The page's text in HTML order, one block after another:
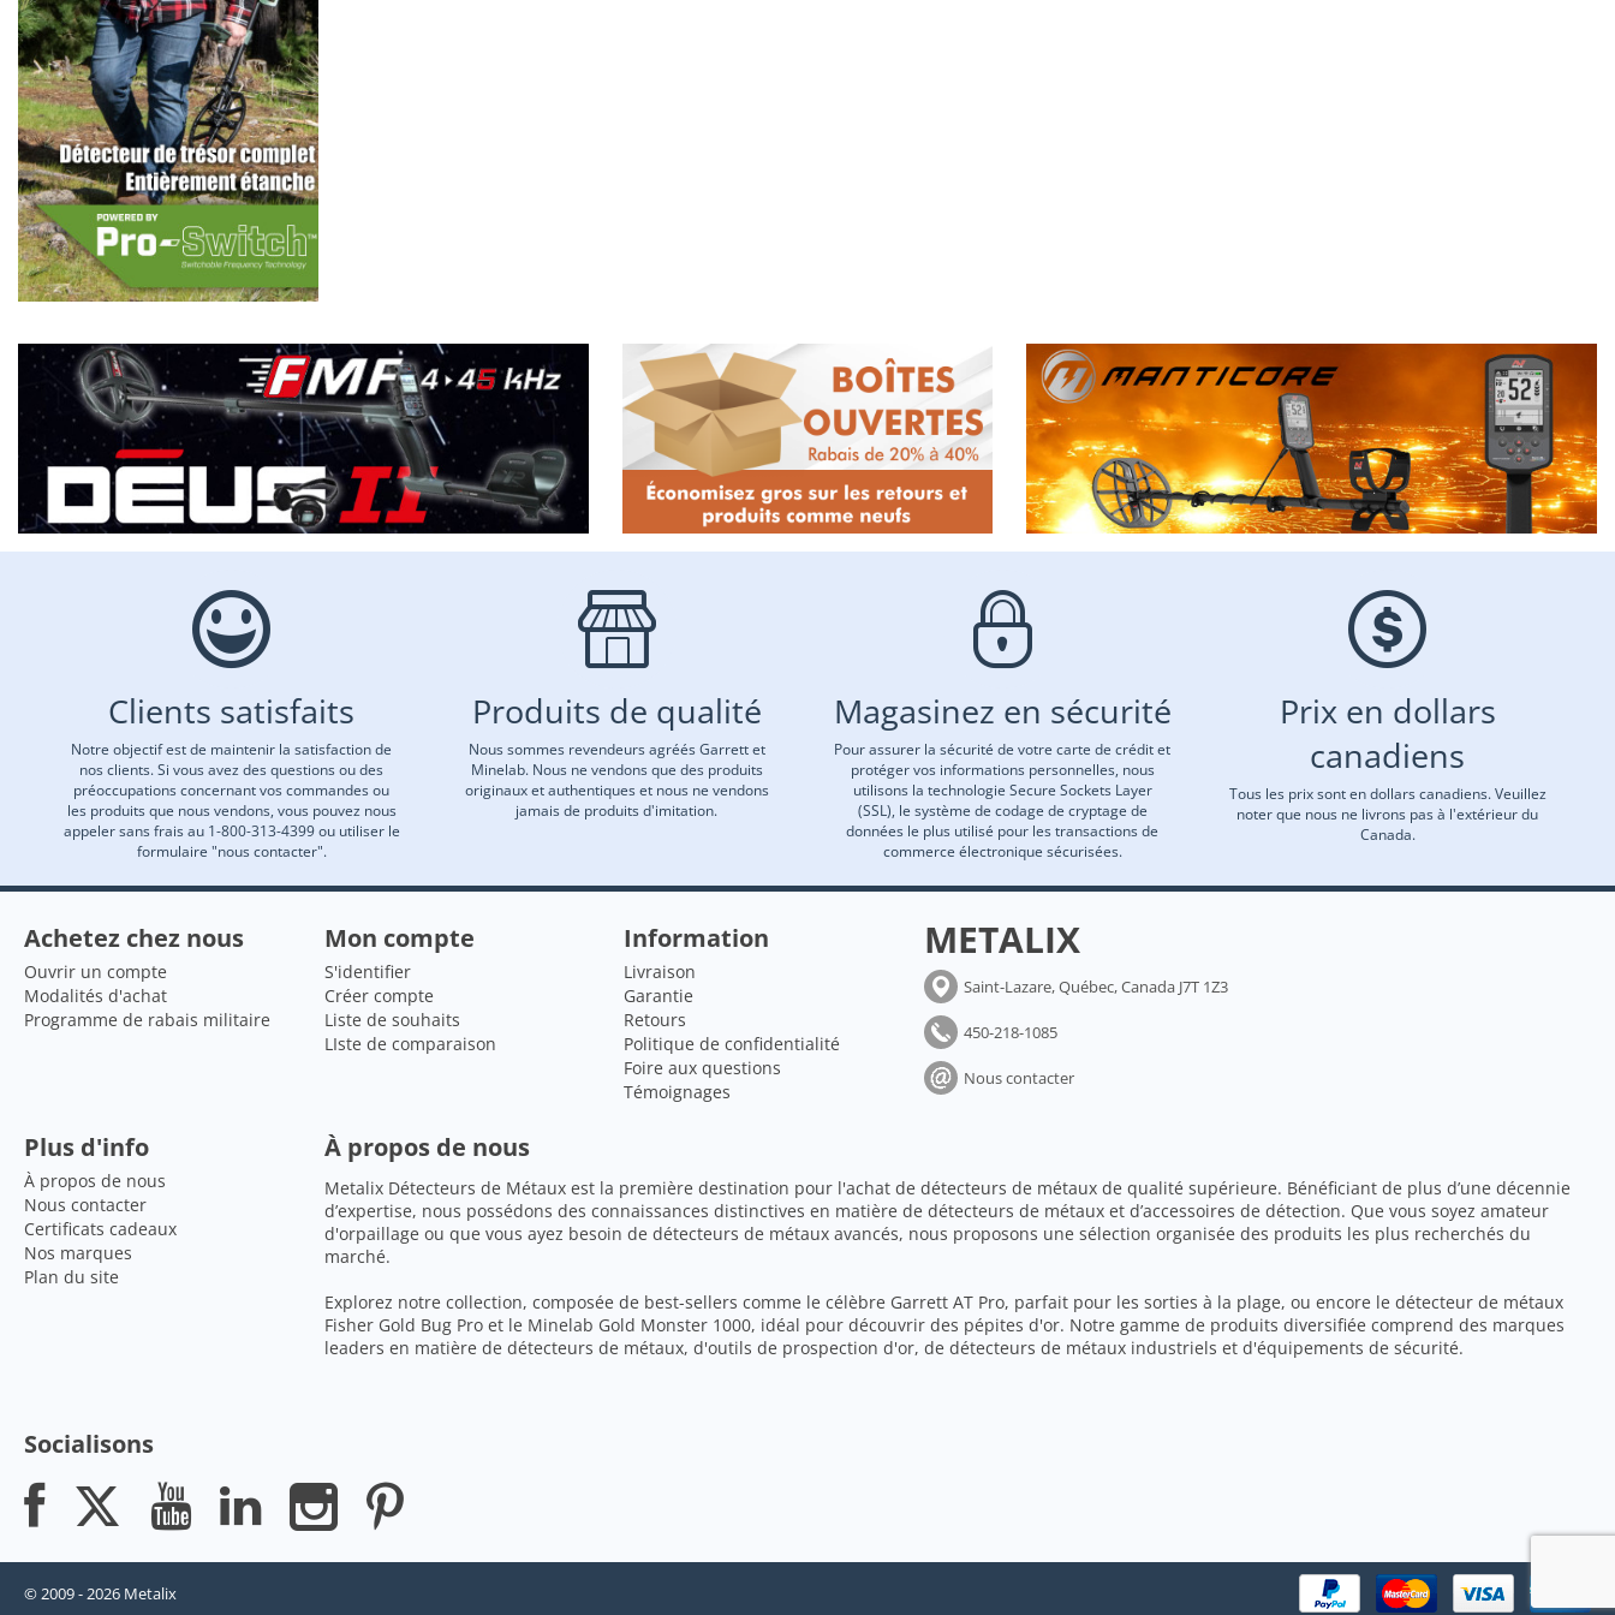
Clients satisfaits
Notre objectif est de maintenir la satisfaction de
nos clients. Si vous avez des questions ou des
préoccupations concernant vos commandes ou
les produits que nous vendons, vous pouvez nous
appeler sans frais au 1-800-313-4399 ou utiliser le
formulaire "nous contacter".
Produits de qualité
Nous sommes revendeurs agréés Garrett et
Minelab. Nous ne vendons que des produits
originaux et authentiques et nous ne vendons
jamais de produits d'imitation.
Magasinez en sécurité
Pour assurer la sécurité de votre carte de crédit et
protéger vos informations personnelles, nous
utilisons la technologie Secure Sockets Layer
(SSL), le système de codage de cryptage de
données le plus utilisé pour les transactions de
commerce électronique sécurisées.
Prix en dollars
canadiens
Tous les prix sont en dollars canadiens. Veuillez
noter que nous ne livrons pas à l'extérieur du
Canada.
Achetez chez nous
Ouvrir un compte
Modalités d'achat
Programme de rabais militaire
Mon compte
S'identifier
Créer compte
Liste de souhaits
LIste de comparaison
Information
Livraison
Garantie
Retours
Politique de confidentialité
Foire aux questions
Témoignages
METALIX
Saint-Lazare, Québec, Canada J7T 1Z3
450-218-1085
Nous contacter
Plus d'info
À propos de nous
Nous contacter
Certificats cadeaux
Nos marques
Plan du site
À propos de nous
Metalix Détecteurs de Métaux est la première destination pour l'achat de détecteurs de métaux de qualité supérieure. Bénéficiant de plus d’une décennie
d’expertise, nous possédons des connaissances distinctives en matière de détecteurs de métaux et d’accessoires de détection. Que vous soyez amateur
d'orpaillage ou que vous ayez besoin de détecteurs de métaux avancés, nous proposons une sélection organisée des produits les plus recherchés du
marché.
Explorez notre collection, composée de best-sellers comme le célèbre Garrett AT Pro, parfait pour les sorties à la plage, ou encore le détecteur de métaux
Fisher Gold Bug Pro et le Minelab Gold Monster 1000, idéal pour découvrir des pépites d'or. Notre gamme de produits diversifiée comprend des marques
leaders en matière de détecteurs de métaux, d'outils de prospection d'or, de détecteurs de métaux industriels et d'équipements de sécurité.
Socialisons
© 2009 - 2026 Metalix